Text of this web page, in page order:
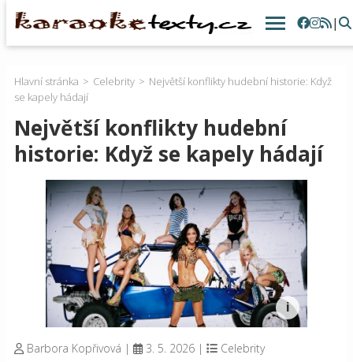
|
Hlavní stránka Celebrity
Největší konflikty hudební historie: Když
se kapely hádají
Největší konflikty hudební
historie: Když se kapely hádají
Barbora Kopřivová | 3. 5. 2026 |
Celebrity